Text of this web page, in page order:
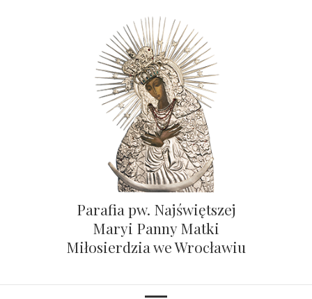
Parafia pw. Najświętszej
Maryi Panny Matki
Miłosierdzia we Wrocławiu